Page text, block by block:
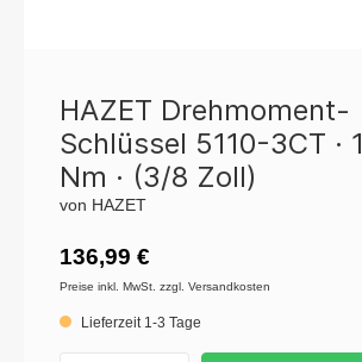
HAZET Drehmoment-
Schlüssel 5110-3CT ·
Nm · (3/8 Zoll)
von HAZET
136,99 €
Preise inkl. MwSt. zzgl. Versandkosten
Lieferzeit 1-3 Tage